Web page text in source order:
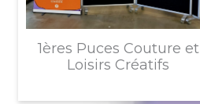
1ères Puces Couture et
Loisirs Créatifs